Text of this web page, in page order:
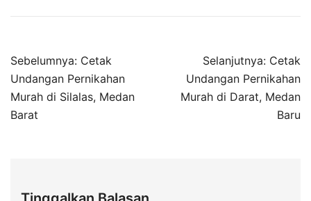
Sebelumnya: Cetak
Undangan Pernikahan
Murah di Silalas, Medan
Barat
Selanjutnya: Cetak
Undangan Pernikahan
Murah di Darat, Medan
Baru